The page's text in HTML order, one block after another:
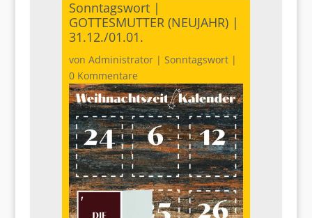
Sonntagswort |
GOTTESMUTTER (NEUJAHR) |
31.12./01.01.
von Administrator| Sonntagswort|
0 Kommentare